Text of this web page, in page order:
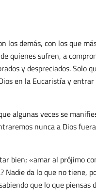
los demás, con los que
quienes sufren, a
y despreciados. Solo
en la Eucaristía y
algunas veces se
nunca a Dios
bien; «amar al prójimo
Nadie da lo que no tiene,
que lo que